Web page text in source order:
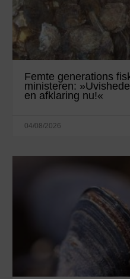
Femte generations
ministeren:
en afklaring nu!«
04/08/2026